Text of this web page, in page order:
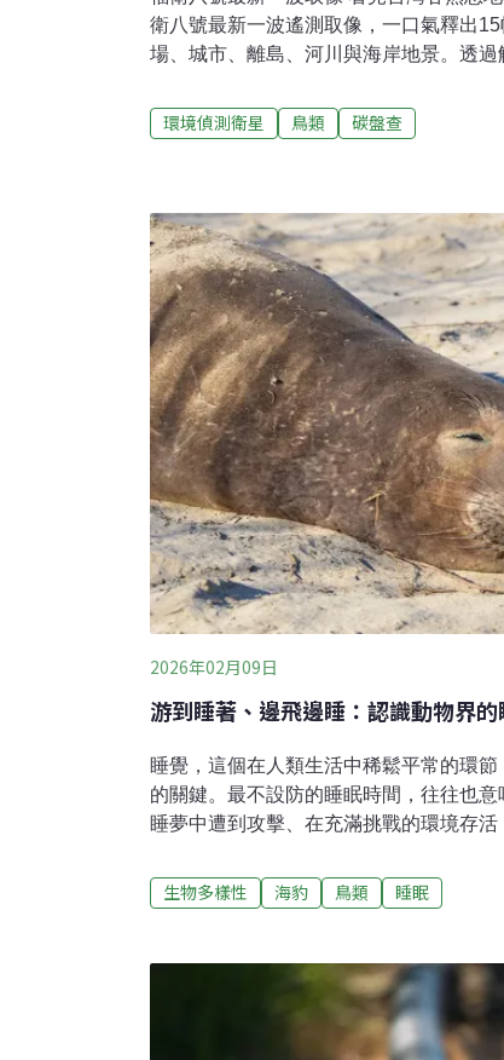
衛八號最新一波遙測取像，一口氣釋出
場、城市、離島、河川與海岸地景。透
用於國土規畫、災害防救、環境監測、農
合新聞網報導）助嘉義土石方去化 布袋
受。環境部環評審查委員會第51次會議
環境影響評估報告書第二次環境影響差異
股份有限公司表示，本次變更為國家面臨
府土石方去化政策，外港區填區規劃增收
整體發展需求，仍以港
環境偵測衛星 鳥類 碳盤查
2026年02月09日
游到睡著、邊飛邊睡：認識動物界
睡覺，這個在人類生活中稀鬆平常的環
的關鍵。最不設防的睡眠時間，往往也
睡夢中遭到攻擊、在充滿挑戰的環境存
至把睡眠切成數千片段，每次就睡個幾秒
止不動或閉上眼睛來推測其睡眠狀態。然
方式，有了嶄新的認識。北方象鼻海豹
滾、灰撲撲的北方象鼻海豹（Northern
大師」。這個常在南加州海岸成群結隊
在陸上可以睡上十幾個小時。但是，在
生物多樣性 海豹 鳥類 睡眠